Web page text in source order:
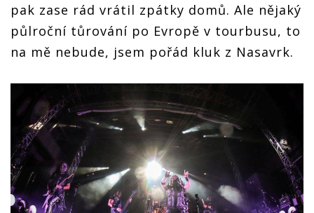
pak zase rád vrátil zpátky domů. Ale nějaký
půlroční tůrování po Evropě v tourbusu, to
na mě nebude, jsem pořád kluk z Nasavrk.